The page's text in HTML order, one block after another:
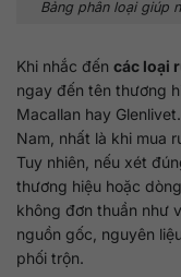
Bảng phân loại giúp
Khi nhắc đến các loại
ngay đến tên thương
Macallan hay
Nam, nhất là khi mua
Tuy nhiên, nếu xét
thương hiệu hoặc
không đơn thuần như
nguồn gốc, nguyên
phối trộn.